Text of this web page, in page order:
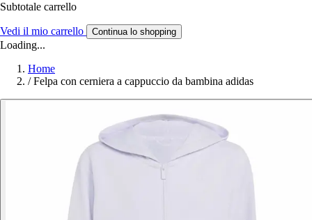
Subtotale carrello
Vedi il mio carrello Continua lo shopping
Loading...
Home
/ Felpa con cerniera a cappuccio da bambina adidas